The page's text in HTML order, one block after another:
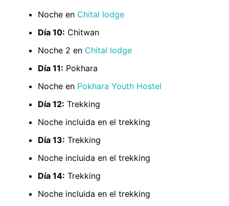
Noche en Chital lodge
Día 10: Chitwan
Noche 2 en Chital lodge
Día 11: Pokhara
Noche en Pokhara Youth Hostel
Día 12: Trekking
Noche incluida en el trekking
Día 13: Trekking
Noche incluida en el trekking
Día 14: Trekking
Noche incluida en el trekking